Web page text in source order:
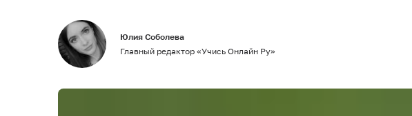
Юлия Соболева
Главный редактор «Учись Онлайн Ру»